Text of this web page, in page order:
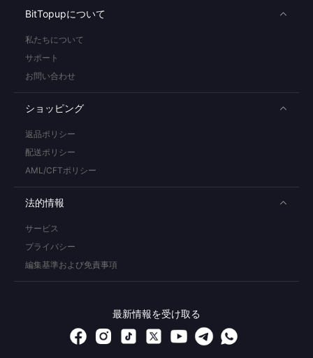
BitTopupについて
私たちについて
サポート
お問い合わせ
ショッピング
返品ポリシー
配送ポリシー
AML/CFTポリシー
法的情報
サービス
プライバシー
編集基準および免責事項
最新情報を受け取る